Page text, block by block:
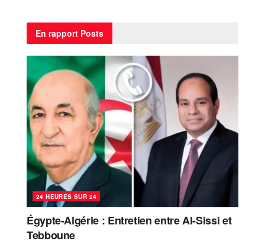
En rapport Posts
24 HEURES SUR 24
Égypte-Algérie : Entretien entre Al-Sissi et
Tebboune